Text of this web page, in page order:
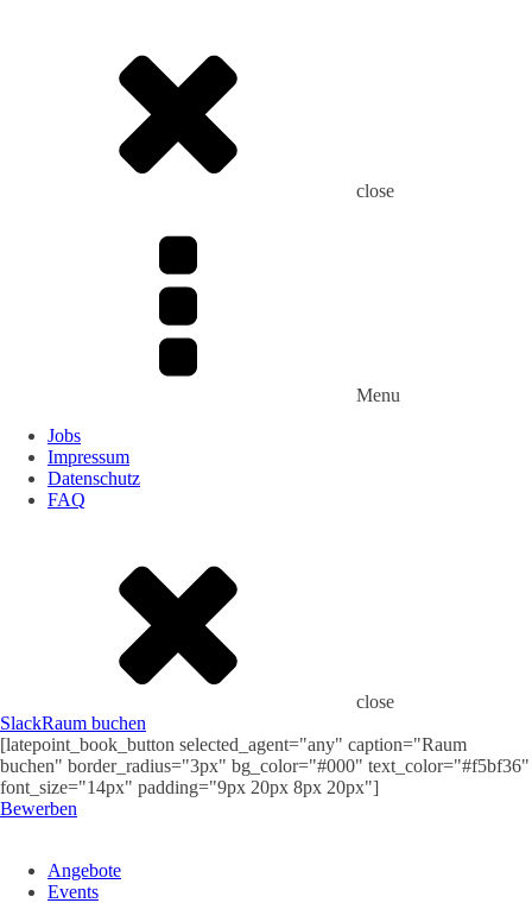
close
Menu
Jobs
Impressum
Datenschutz
FAQ
close
SlackRaum buchen
[latepoint_book_button selected_agent="any" caption="Raum
buchen" border_radius="3px" bg_color="#000" text_color="#f5bf36"
font_size="14px" padding="9px 20px 8px 20px"]
Bewerben
Angebote
Events